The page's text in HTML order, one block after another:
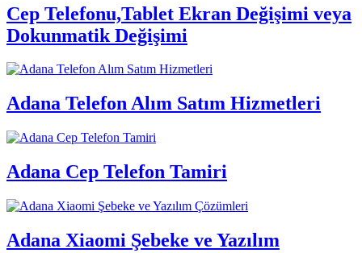
Cep Telefonu,Tablet Ekran Değişimi veya
Dokunmatik Değişimi
Adana Telefon Alım Satım Hizmetleri
Adana Cep Telefon Tamiri
Adana Xiaomi Şebeke ve Yazılım